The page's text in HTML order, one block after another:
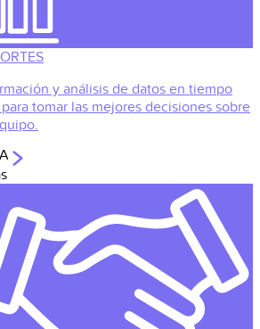
y análisis de datos en tiempo
tomar las mejores decisiones sobre